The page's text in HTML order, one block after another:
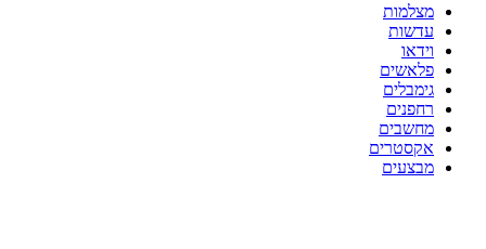
מצלמות
עדשות
וידאו
פלאשים
גימבלים
רחפנים
מחשבים
אקסטרים
מבצעים